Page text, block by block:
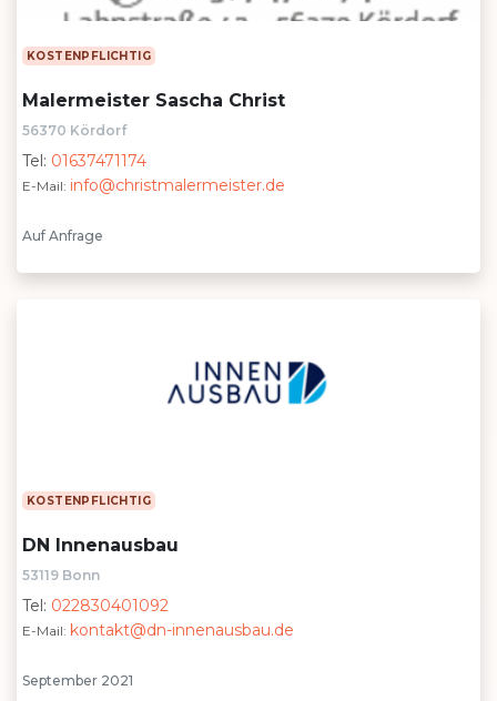
KOSTENPFLICHTIG
Malermeister Sascha Christ
56370 Kördorf
Tel: 01637471174
E-Mail: info@christmalermeister.de
Auf Anfrage
KOSTENPFLICHTIG
DN Innenausbau
53119 Bonn
Tel: 022830401092
E-Mail: kontakt@dn-innenausbau.de
September 2021